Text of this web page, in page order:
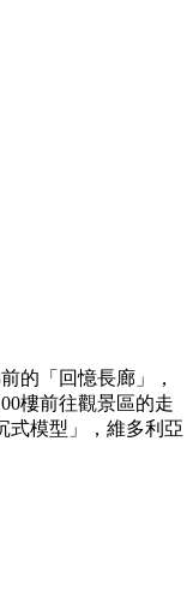
的「回憶長廊」，
樓前往觀景區的走
式模型」，維多利亞